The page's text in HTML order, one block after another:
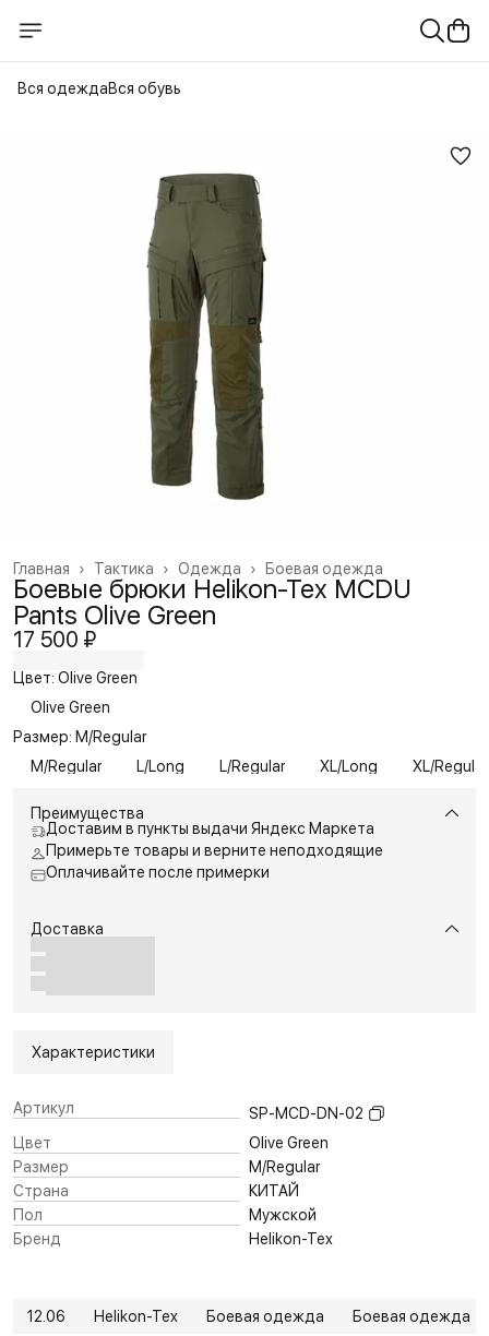
Вся одеждаВся обувь
Боевая одежда
Одежда ›
Тактика ›
Главная ›
Боевые брюки Helikon-Tex MCDU
Pants Olive Green
17 500 ₽
Цвет: Olive Green
Olive Green
Размер: M/Regular
M/Regular
L/Long L/Regular XL/Long XL/Regular
Преимущества
Доставим в пункты выдачи Яндекс Маркета
Примерьте товары и верните неподходящие
Оплачивайте после примерки
Доставка
Характеристики
Артикул
SP-MCD-DN-02
Цвет
Olive Green
Размер
M/Regular
Страна
КИТАЙ
Пол
Мужской
Бренд
Helikon-Tex
12.06 Helikon-Tex Боевая одежда Боевая одежда